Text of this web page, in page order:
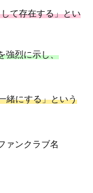
て存在する」とい
強烈に示し、
緒にする」という
ァンクラブ名